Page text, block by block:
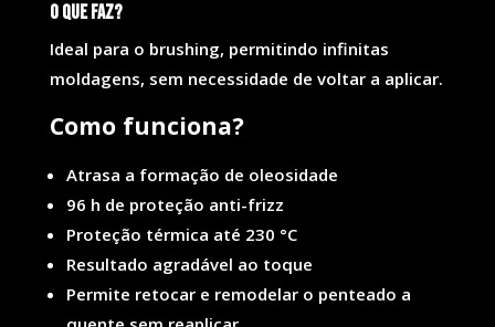
O que faz?
Ideal para o brushing, permitindo infinitas
moldagens, sem necessidade de voltar a aplicar.
Como funciona?
Atrasa a formação de oleosidade
96 h de proteção anti-frizz
Proteção térmica até 230 °C
Resultado agradável ao toque
Permite retocar e remodelar o penteado a